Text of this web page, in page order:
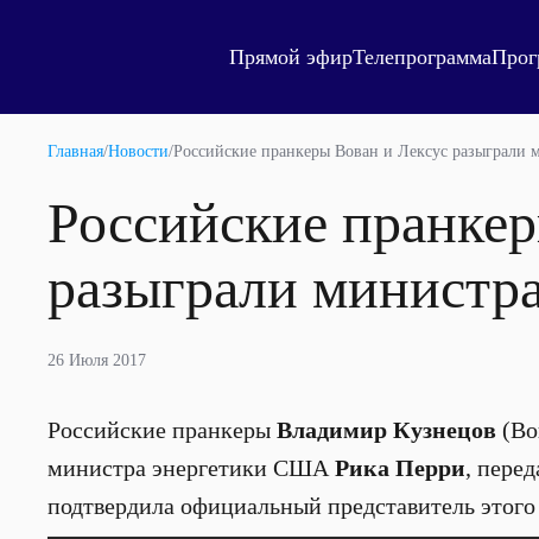
Прямой эфирТелепрограмма
Главная/Новости/Российские пранкеры Вован и Лексус
Российские
разыграли
26 Июля 2017
Российские пранкеры Владимир Кузнецов
министра энергетики США Рика Перри,
подтвердила официальный представитель